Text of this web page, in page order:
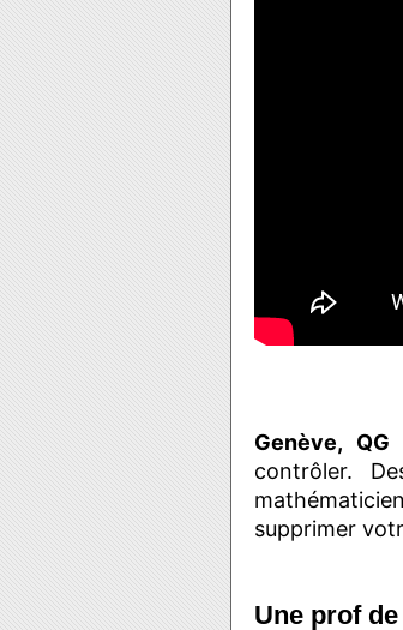
Genève,
contrôler.
supprimer
Une prof